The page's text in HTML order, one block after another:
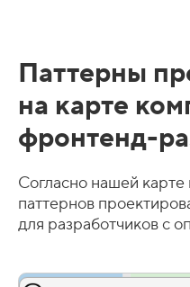
Паттерны
на карте
фронтенд-
Согласно нашей
паттернов
для разработчиков с